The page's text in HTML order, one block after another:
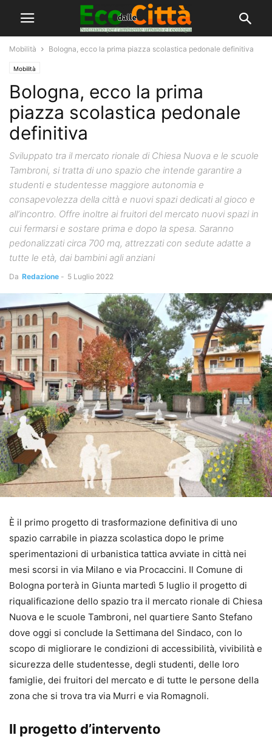
Mobilità Bologna, ecco la prima piazza scolastica pedonale definitiva
Mobilità
Bologna, ecco la prima
piazza scolastica pedonale
definitiva
Sviluppato tra il mercato rionale di Chiesa Nuova e le scuole
Tambroni, si tratta di uno spazio che intende garantire a
studenti e studentesse maggiore autonomia e
consapevolezza della città e nuovi spazi dedicati al gioco e
all’incontro. Offre inoltre ai fruitori del mercato nuovi spazi in
cui fermarsi e sostare prima e dopo la spesa. Saranno
pedonalizzati circa 700 mq, attrezzati con sedute adatte a
tutte le età, dai bambini agli anziani
Da Redazione - 5 Luglio 2022
È il primo progetto di trasformazione definitiva di uno
spazio carrabile in piazza scolastica dopo le prime
sperimentazioni di urbanistica tattica avviate in città nei
mesi scorsi in via Milano e via Procaccini. Il Comune di
Bologna porterà in Giunta martedì 5 luglio il progetto di
riqualificazione dello spazio tra il mercato rionale di Chiesa
Nuova e le scuole Tambroni, nel quartiere Santo Stefano
dove oggi si conclude la Settimana del Sindaco, con lo
scopo di migliorare le condizioni di accessibilità, vivibilità e
sicurezza delle studentesse, degli studenti, delle loro
famiglie, dei fruitori del mercato e di tutte le persone della
zona che si trova tra via Murri e via Romagnoli.
Il progetto d’intervento